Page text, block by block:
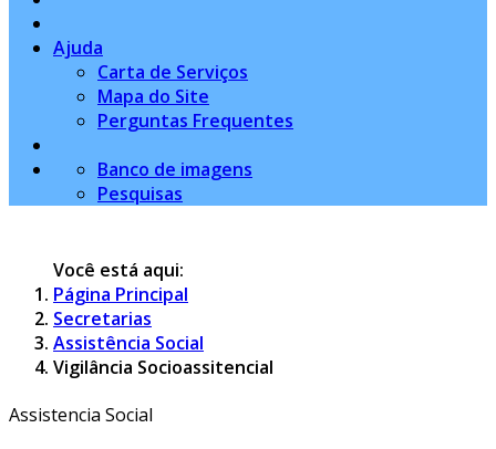
Ajuda
Carta de Serviços
Mapa do Site
Perguntas Frequentes
Banco de imagens
Pesquisas
Você está aqui:
Página Principal
Secretarias
Assistência Social
Vigilância Socioassitencial
Assistencia Social